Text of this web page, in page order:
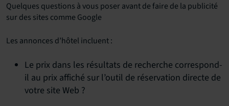
Quelques questions à vous poser avant de faire de la publicité
sur des sites comme Google
Les annonces d’hôtel incluent :
Le prix dans les résultats de recherche correspond-
il au prix affiché sur l’outil de réservation directe de
votre site Web ?